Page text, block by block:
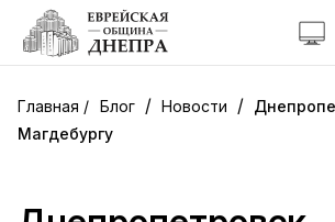
Блог / Новости /
Магдебургу